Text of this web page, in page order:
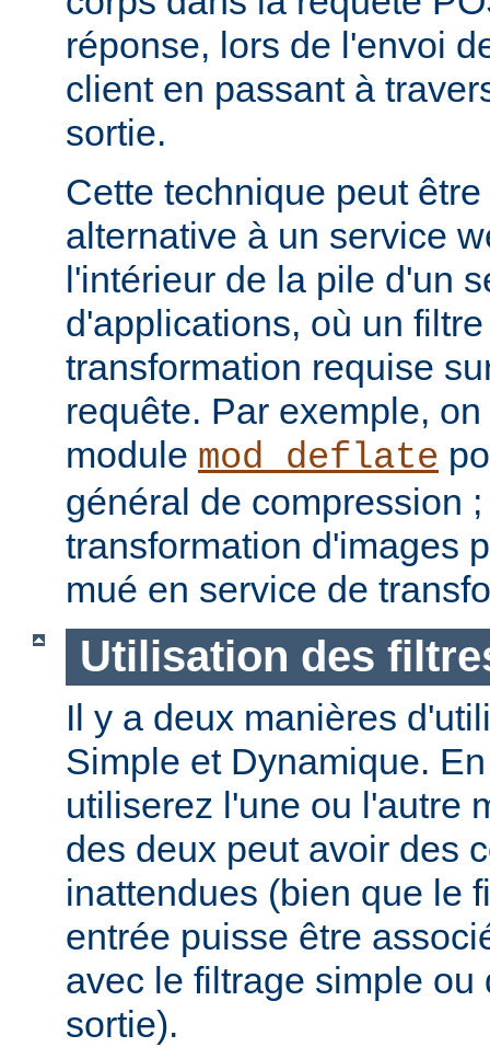
réponse, lors de l'envoi
client en passant à
sortie.
Cette technique peut
alternative à un service
l'intérieur de la pile d'un
d'applications, où un
transformation requise
requête. Par exemple,
module mod_deflate
général de compression
transformation d'images
mué en service de
Utilisation des
Il y a deux manières
Simple et Dynamique.
utiliserez l'une ou l'autre
des deux peut avoir des
inattendues (bien que le
entrée puisse être
avec le filtrage simple ou
sortie).